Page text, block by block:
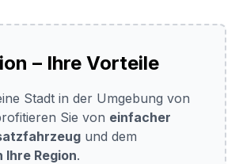
– Ihre Vorteile
Stadt in der Umgebung von
Sie von einfacher
und dem
Region.